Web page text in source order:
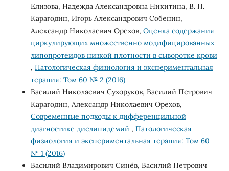
Елизова, Надежда Александровна Никитина, В. П.
Карагодин, Игорь Александрович Собенин,
Александр Николаевич Орехов, Оценка содержания
циркулирующих множественно модифицированных
липопротеидов низкой плотности в сыворотке крови
, Патологическая физиология и экспериментальная
терапия: Том 60 № 2 (2016)
Василий Николаевич Сухоруков, Василий Петрович
Карагодин, Александр Николаевич Орехов,
Современные подходы к дифференцильной
диагностике дислипидемий , Патологическая
физиология и экспериментальная терапия: Том 60
№ 1 (2016)
Василий Владимирович Синёв, Василий Петрович